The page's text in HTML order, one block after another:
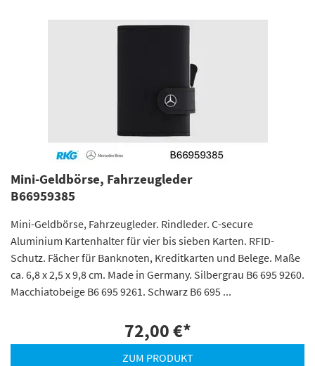
Mini-Geldbörse, Fahrzeugleder
B66959385
Mini-Geldbörse, Fahrzeugleder. Rindleder. C-secure
Aluminium Kartenhalter für vier bis sieben Karten. RFID-
Schutz. Fächer für Banknoten, Kreditkarten und Belege. Maße
ca. 6,8 x 2,5 x 9,8 cm. Made in Germany. Silbergrau B6 695 9260.
Macchiatobeige B6 695 9261. Schwarz B6 695 ...
72,00 €*
ZUM PRODUKT